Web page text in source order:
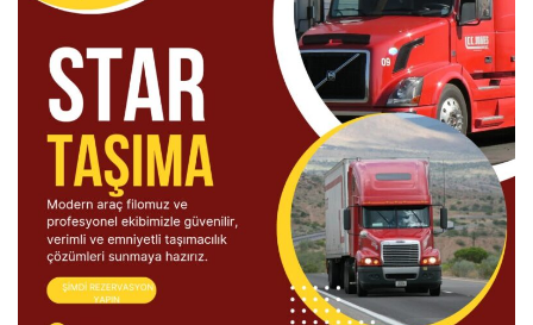
t
i
r